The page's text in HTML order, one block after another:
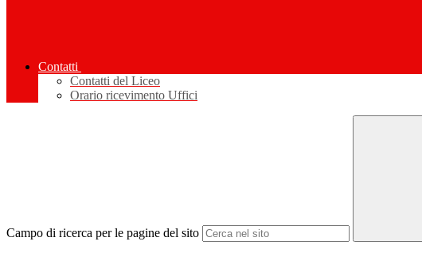
Contatti
Contatti del Liceo
Orario ricevimento Uffici
Campo di ricerca per le pagine del sito